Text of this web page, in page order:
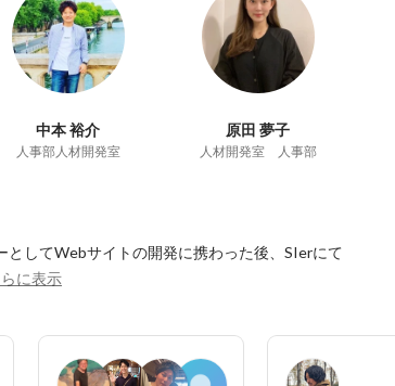
中本 裕介
人事部人材開発室
原田 夢子
人材開発室 人事部
してWebサイトの開発に携わった後、SIerにて
に表示